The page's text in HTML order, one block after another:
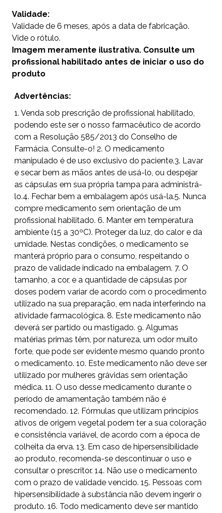
Validade:
Validade de 6 meses, após a data de fabricação.
Vide o rótulo.
Imagem meramente ilustrativa. Consulte um
profissional habilitado antes de iniciar o uso do
produto
Advertências:
1. Venda sob prescrição de profissional habilitado,
podendo este ser o nosso farmacêutico de acordo
com a Resolução 585/2013 do Conselho de
Farmácia. Consulte-o! 2. O medicamento
manipulado é de uso exclusivo do paciente.3. Lavar
e secar bem as mãos antes de usá-lo, ou despejar
as cápsulas em sua própria tampa para administrá-
lo.4. Fechar bem a embalagem após usá-la.5. Nunca
compre medicamento sem orientação de um
profissional habilitado. 6. Manter em temperatura
ambiente (15 a 30ºC). Proteger da luz, do calor e da
umidade. Nestas condições, o medicamento se
manterá próprio para o consumo, respeitando o
prazo de validade indicado na embalagem. 7. O
tamanho, a cor, e a quantidade de cápsulas por
doses podem variar de acordo com o procedimento
utilizado na sua preparação, em nada interferindo na
atividade farmacológica. 8. Este medicamento não
deverá ser partido ou mastigado. 9. Algumas
matérias primas têm, por natureza, um odor muito
forte, que pode ser evidente mesmo quando pronto
o medicamento. 10. Este medicamento não deve ser
utilizado por mulheres grávidas sem orientação
médica. 11. O uso desse medicamento durante o
período de amamentação também não é
recomendado. 12. Fórmulas que utilizam princípios
ativos de origem vegetal podem ter a sua coloração
e consistência variável, de acordo com a época de
colheita da erva. 13. Em caso de hipersensibilidade
ao produto, recomenda-se descontinuar o uso e
consultar o prescritor. 14. Não use o medicamento
com o prazo de validade vencido. 15. Pessoas com
hipersensibilidade à substância não devem ingerir o
produto. 16. Todo medicamento deve ser mantido